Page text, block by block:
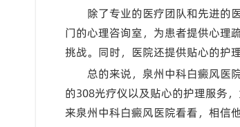
除了专业的医疗团队和先进的
门的心理咨询室，为患者提供心理
挑战。同时，医院还提供贴心的护
总的来说，泉州中科白癜风医
的308光疗仪以及贴心的护理服务
来泉州中科白癜风医院看看，相信